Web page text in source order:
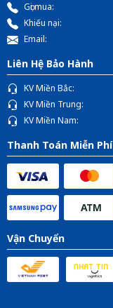
Gọi mua:
Khiếu nại:
Email:
Liên Hệ Bảo Hành
KV Miền Bắc:
KV Miền Trung:
KV Miền Nam:
Thanh Toán Miễn Phí
Vận Chuyển